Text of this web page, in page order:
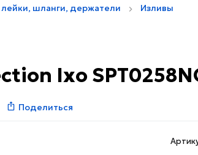
шланги, держатели Изливы
Ixo
Поделиться